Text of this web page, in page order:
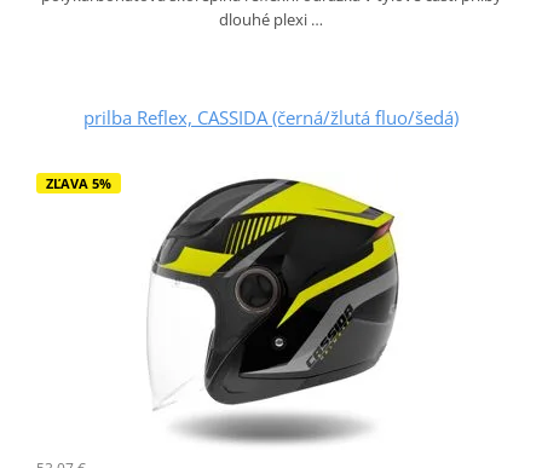
dlouhé plexi …
prilba Reflex, CASSIDA (černá/žlutá fluo/šedá)
ZĽAVA 5%